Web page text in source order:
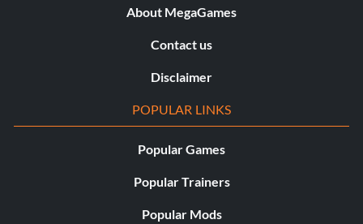
About MegaGames
Contact us
Disclaimer
POPULAR LINKS
Popular Games
Popular Trainers
Popular Mods